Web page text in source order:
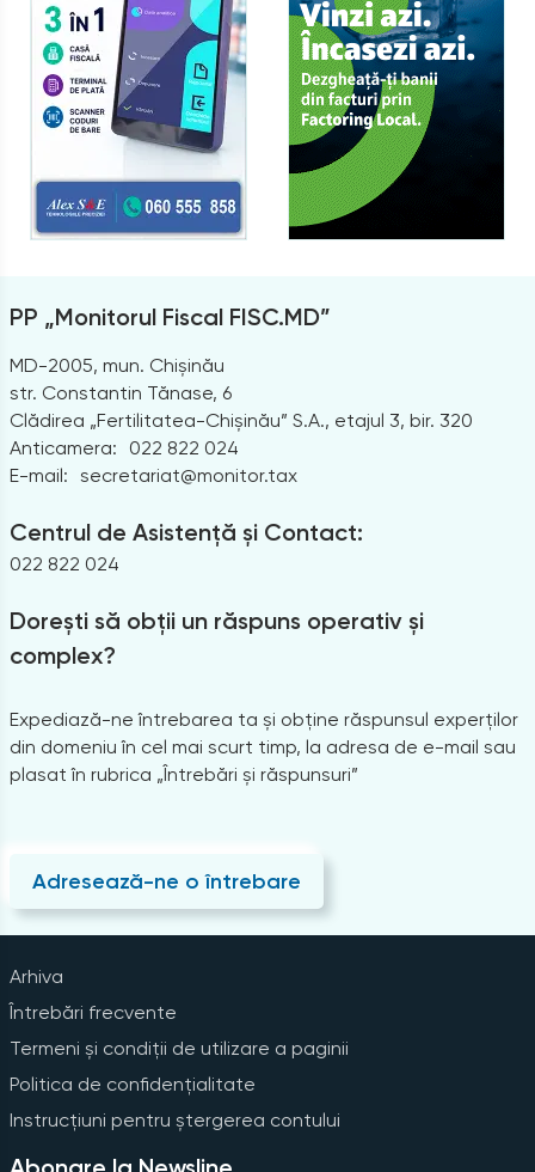
PP „Monitorul Fiscal FISC.MD”
MD-2005, mun. Chișinău
str. Constantin Tănase, 6
Clădirea „Fertilitatea-Chișinău” S.A., etajul 3, bir. 320
Anticamera:
022 822 024
E-mail: secretariat@monitor.tax
Centrul de Asistență și Contact:
022 822 024
Dorești să obții un răspuns operativ și
complex?
Expediază-ne întrebarea ta și obține răspunsul experților
din domeniu în cel mai scurt timp, la adresa de e-mail sau
plasat în rubrica „Întrebări și răspunsuri”
Adresează-ne o întrebare
Arhiva
Întrebări frecvente
Termeni și condiții de utilizare a paginii
Politica de confidențialitate
Instrucțiuni pentru ștergerea contului